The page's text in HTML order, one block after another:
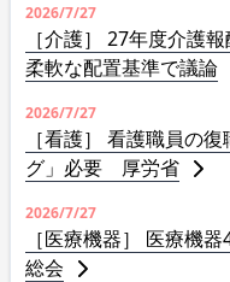
2026/7/27
［介護］ 27年度介護
柔軟な配置基準で議論
2026/7/27
［看護］ 看護職員の
グ」必要 厚労省
2026/7/27
［医療機器］ 医療機
総会